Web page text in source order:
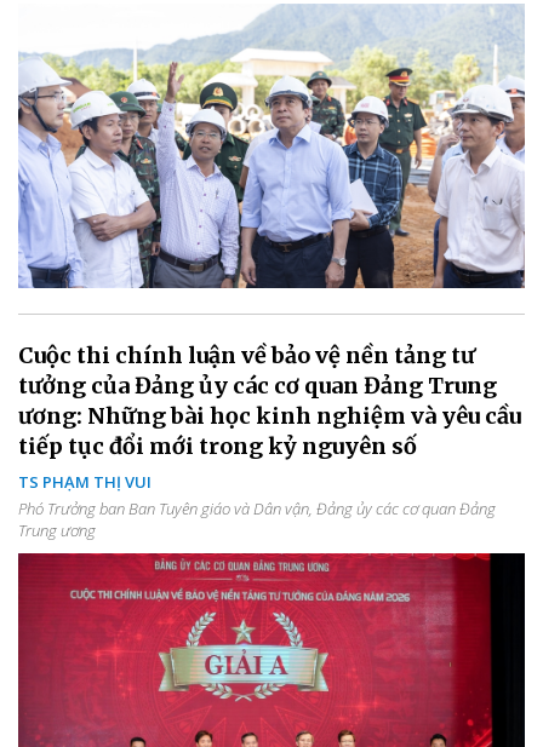
Cuộc thi chính luận về bảo vệ nền tảng tư
tưởng của Đảng ủy các cơ quan Đảng Trung
ương: Những bài học kinh nghiệm và yêu cầu
tiếp tục đổi mới trong kỷ nguyên số
TS PHẠM THỊ VUI
Phó Trưởng ban Ban Tuyên giáo và Dân vận, Đảng ủy các cơ quan Đảng
Trung ương